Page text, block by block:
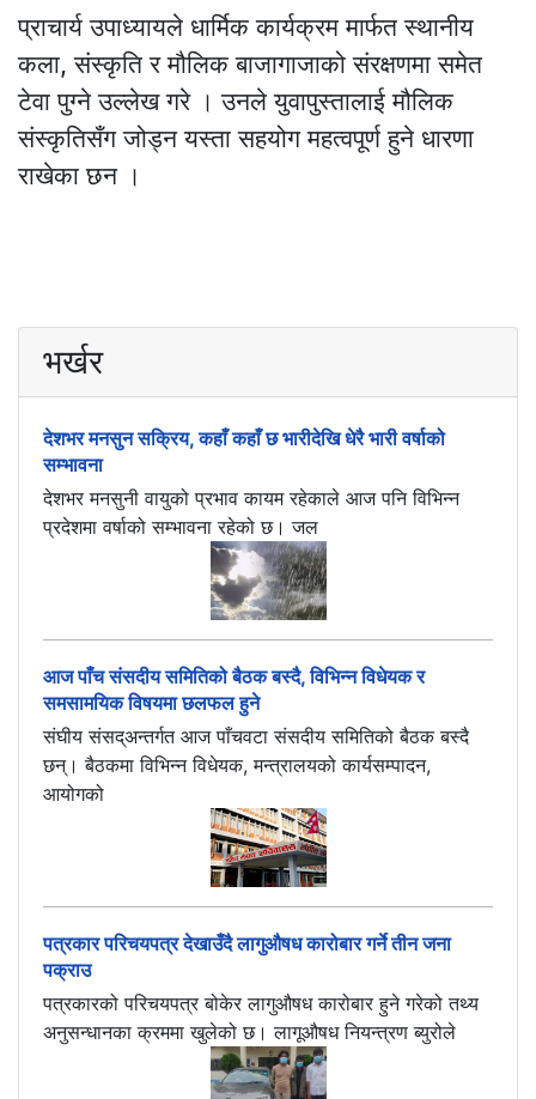
प्राचार्य उपाध्यायले धार्मिक कार्यक्रम मार्फत स्थानीय
कला, संस्कृति र मौलिक बाजागाजाको संरक्षणमा समेत
टेवा पुग्ने उल्लेख गरे । उनले युवापुस्तालाई मौलिक
संस्कृतिसँग जोड्न यस्ता सहयोग महत्वपूर्ण हुने धारणा
राखेका छन ।
भर्खर
देशभर मनसुन सक्रिय, कहाँ कहाँ छ भारीदेखि धेरै भारी वर्षाको
सम्भावना
देशभर मनसुनी वायुको प्रभाव कायम रहेकाले आज पनि विभिन्न
प्रदेशमा वर्षाको सम्भावना रहेको छ। जल
आज पाँच संसदीय समितिको बैठक बस्दै, विभिन्न विधेयक र
समसामयिक विषयमा छलफल हुने
संघीय संसद्अन्तर्गत आज पाँचवटा संसदीय समितिको बैठक बस्दै
छन्। बैठकमा विभिन्न विधेयक, मन्त्रालयको कार्यसम्पादन,
आयोगको
पत्रकार परिचयपत्र देखाउँदै लागुऔषध कारोबार गर्ने तीन जना
पक्राउ
पत्रकारको परिचयपत्र बोकेर लागुऔषध कारोबार हुने गरेको तथ्य
अनुसन्धानका क्रममा खुलेको छ। लागूऔषध नियन्त्रण ब्युरोले